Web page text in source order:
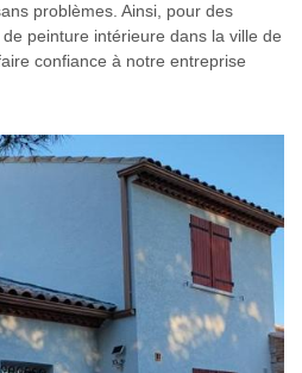
problèmes. Ainsi, pour des
peinture intérieure dans la ville de
confiance à notre entreprise